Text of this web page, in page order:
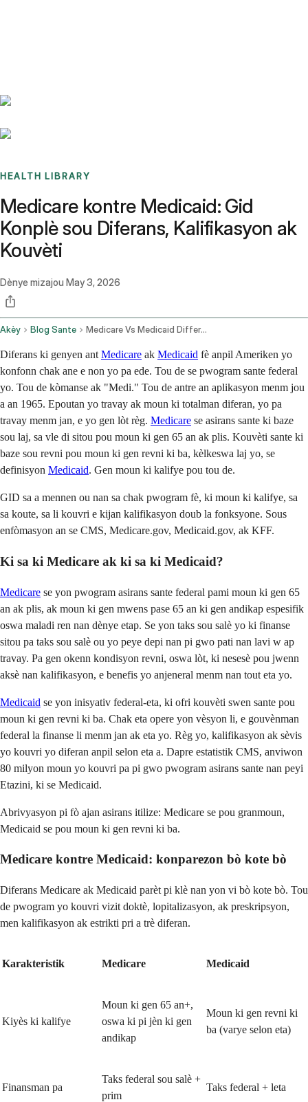
HEALTH LIBRARY
Medicare kontre Medicaid: Gid
Konplè sou Diferans, Kalifikasyon ak
Kouvèti
Dènye mizajou May 3, 2026
Akèy Blog Sante Medicare Vs Medicaid Difference Eligibility Coverage
Diferans ki genyen ant Medicare ak Medicaid fè anpil Ameriken yo
konfonn chak ane e non yo pa ede. Tou de se pwogram sante federal
yo. Tou de kòmanse ak "Medi." Tou de antre an aplikasyon menm jou
a an 1965. Epoutan yo travay ak moun ki totalman diferan, yo pa
travay menm jan, e yo gen lòt règ. Medicare se asirans sante ki baze
sou laj, sa vle di sitou pou moun ki gen 65 an ak plis. Kouvèti sante ki
baze sou revni pou moun ki gen revni ki ba, kèlkeswa laj yo, se
definisyon Medicaid. Gen moun ki kalifye pou tou de.
GID sa a mennen ou nan sa chak pwogram fè, ki moun ki kalifye, sa
sa koute, sa li kouvri e kijan kalifikasyon doub la fonksyone. Sous
enfòmasyon an se CMS, Medicare.gov, Medicaid.gov, ak KFF.
Ki sa ki Medicare ak ki sa ki Medicaid?
Medicare se yon pwogram asirans sante federal pami moun ki gen 65
an ak plis, ak moun ki gen mwens pase 65 an ki gen andikap espesifik
oswa maladi ren nan dènye etap. Se yon taks sou salè yo ki finanse
sitou pa taks sou salè ou yo peye depi nan pi gwo pati nan lavi w ap
travay. Pa gen okenn kondisyon revni, oswa lòt, ki nesesè pou jwenn
aksè nan kalifikasyon, e benefis yo anjeneral menm nan tout eta yo.
Medicaid se yon inisyativ federal-eta, ki ofri kouvèti swen sante pou
moun ki gen revni ki ba. Chak eta opere yon vèsyon li, e gouvènman
federal la finanse li menm jan ak eta yo. Règ yo, kalifikasyon ak sèvis
yo kouvri yo diferan anpil selon eta a. Dapre estatistik CMS, anviwon
80 milyon moun yo kouvri pa pi gwo pwogram asirans sante nan peyi
Etazini, ki se Medicaid.
Abrivyasyon pi fò ajan asirans itilize: Medicare se pou granmoun,
Medicaid se pou moun ki gen revni ki ba.
Medicare kontre Medicaid: konparezon bò kote bò
Diferans Medicare ak Medicaid parèt pi klè nan yon vi bò kote bò. Tou
de pwogram yo kouvri vizit doktè, lopitalizasyon, ak preskripsyon,
men kalifikasyon ak estrikti pri a trè diferan.
Karakteristik Medicare Medicaid
Kiyès ki kalifye
Moun ki gen 65 an+,
oswa ki pi jèn ki gen
andikap
Moun ki gen revni ki
ba (varye selon eta)
Finansman pa
Taks federal sou salè +
prim
Taks federal + leta